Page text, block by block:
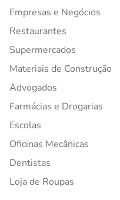
Empresas e Negócios
Restaurantes
Supermercados
Materiais de Construção
Advogados
Farmácias e Drogarias
Escolas
Oficinas Mecânicas
Dentistas
Loja de Roupas